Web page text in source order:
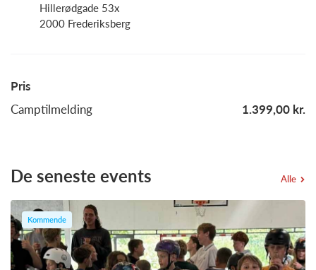
Hillerødgade 53x
2000 Frederiksberg
Pris
Camptilmelding
1.399,00 kr.
De seneste events Alle
Kommende